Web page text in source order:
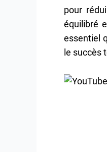
pour
équilibré
essentiel
le succès